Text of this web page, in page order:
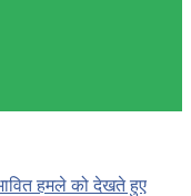
हमले को देखते हुए